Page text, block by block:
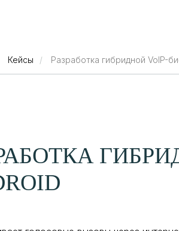
Кейсы / Разработка гибридной VoIP-